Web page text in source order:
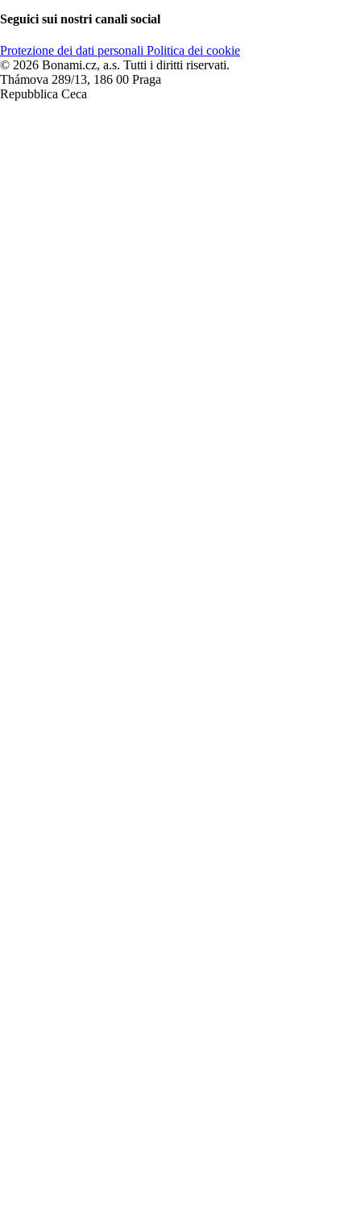
Seguici sui nostri canali social
Protezione dei dati personali Politica dei cookie
© 2026 Bonami.cz, a.s. Tutti i diritti riservati.
Thámova 289/13, 186 00 Praga
Repubblica Ceca